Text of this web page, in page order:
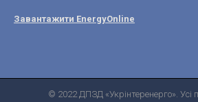
Завантажити EnergyOnline
© 2022 ДПЗД «Укрінтеренерго». Усі